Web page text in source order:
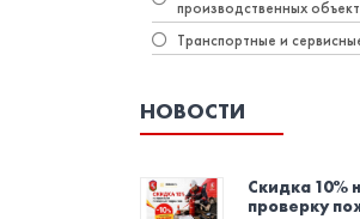
производственных
Транспортные и
НОВОСТИ
Скидка 10%
проверку